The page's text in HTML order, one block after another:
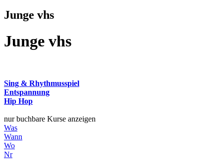
Junge vhs
Junge vhs
Sing & Rhythmusspiel
Entspannung
Hip Hop
nur buchbare Kurse anzeigen
Was
Wann
Wo
Nr